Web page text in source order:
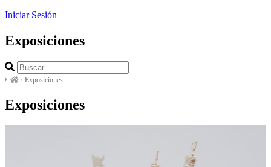
Iniciar Sesión
Exposiciones
/ Exposiciones
Exposiciones